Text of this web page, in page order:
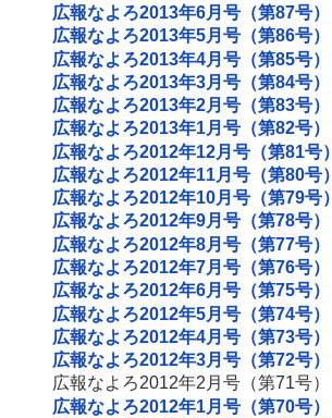
広報なよろ2013年6月号（第87号）
広報なよろ2013年5月号（第86号）
広報なよろ2013年4月号（第85号）
広報なよろ2013年3月号（第84号）
広報なよろ2013年2月号（第83号）
広報なよろ2013年1月号（第82号）
広報なよろ2012年12月号（第81号）
広報なよろ2012年11月号（第80号）
広報なよろ2012年10月号（第79号）
広報なよろ2012年9月号（第78号）
広報なよろ2012年8月号（第77号）
広報なよろ2012年7月号（第76号）
広報なよろ2012年6月号（第75号）
広報なよろ2012年5月号（第74号）
広報なよろ2012年4月号（第73号）
広報なよろ2012年3月号（第72号）
広報なよろ2012年2月号（第71号）
広報なよろ2012年1月号（第70号）